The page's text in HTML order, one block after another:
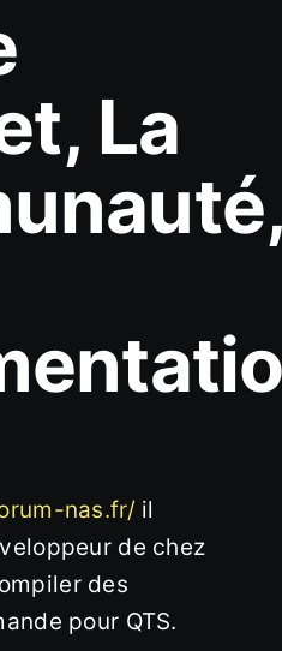
La
nas.fr/il
de chez
des
pour QTS.